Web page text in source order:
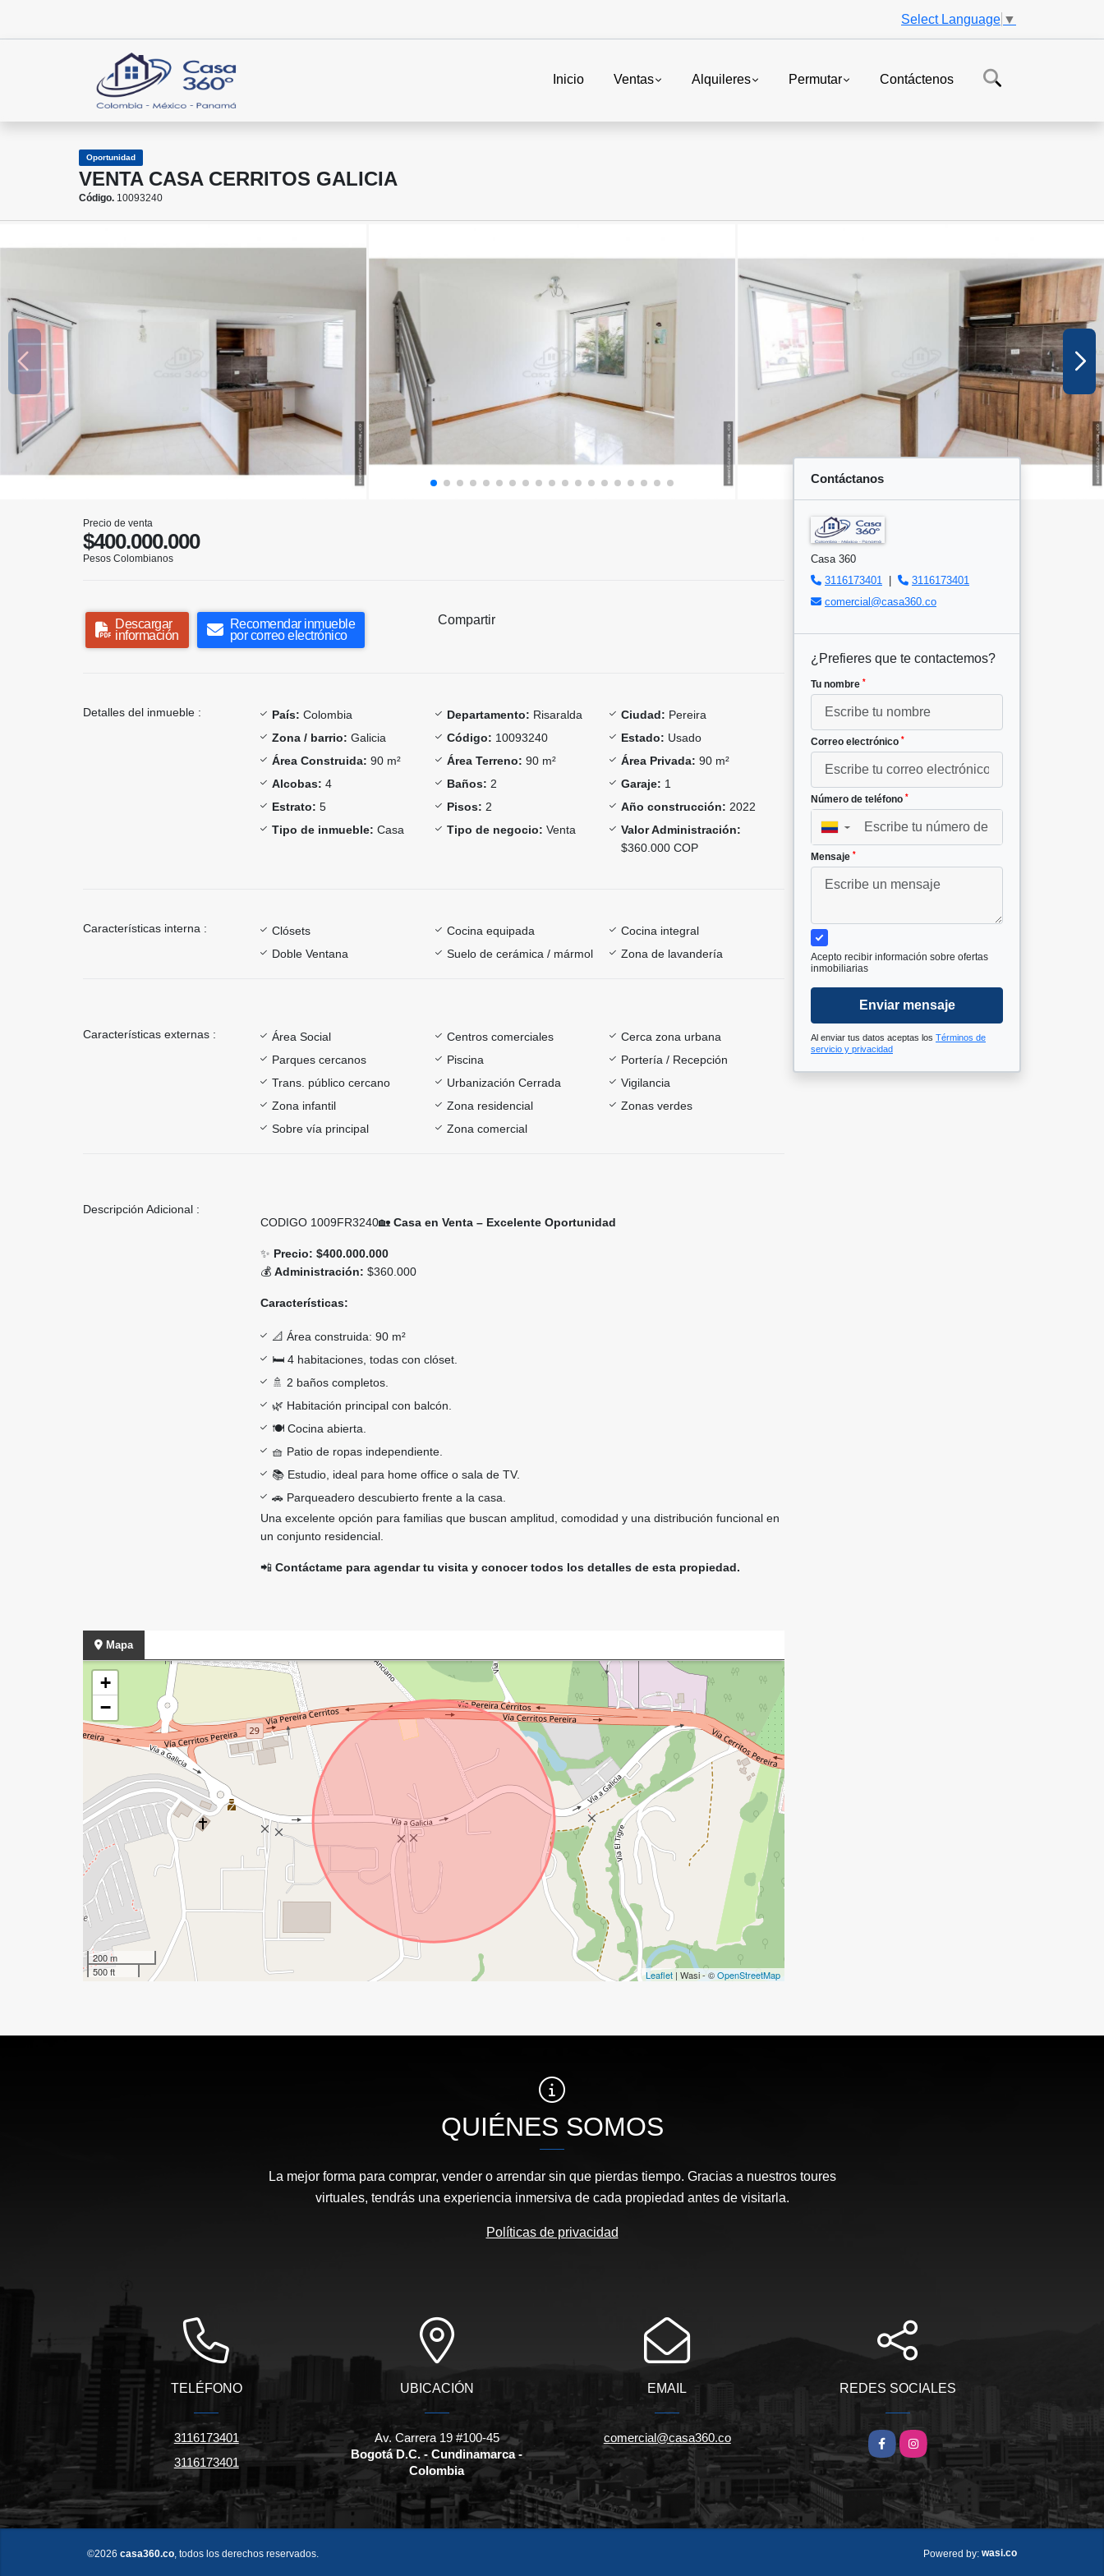
Select Language ▼
Inicio Ventas Alquileres Permutar Contáctenos
Oportunidad
VENTA CASA CERRITOS GALICIA
Código. 10093240
Precio de venta
$400.000.000
Pesos Colombianos
Descargar
información
Recomendar inmueble
por correo electrónico
Compartir
Detalles del inmueble : País: Colombia Departamento: Risaralda Ciudad: Pereira
Zona / barrio: Galicia Código: 10093240 Estado: Usado
Área Construida: 90 m² Área Terreno: 90 m² Área Privada: 90 m²
Alcobas: 4 Baños: 2 Garaje: 1
Estrato: 5 Pisos: 2 Año construcción: 2022
Tipo de inmueble: Casa Tipo de negocio: Venta
Valor Administración:
$360.000 COP
Características interna : Clósets Cocina equipada
Cocina integral
Doble Ventana
Suelo de cerámica / mármol Zona de lavandería
Características externas : Área Social Centros comerciales
Cerca zona urbana
Parques cercanos
Piscina
Portería / Recepción
Trans. público cercano
Urbanización Cerrada
Vigilancia
Zona infantil
Zona residencial
Zonas verdes
Sobre vía principal
Zona comercial
Descripción Adicional :
CODIGO 1009FR3240🏡 Casa en Venta – Excelente Oportunidad
✨ Precio: $400.000.000
💰 Administración: $360.000
Características:
📐 Área construida: 90 m²
🛏️ 4 habitaciones, todas con clóset.
🚿 2 baños completos.
🌿 Habitación principal con balcón.
🍽️ Cocina abierta.
🧺 Patio de ropas independiente.
📚 Estudio, ideal para home office o sala de TV.
🚗 Parqueadero descubierto frente a la casa.
Una excelente opción para familias que buscan amplitud, comodidad y una distribución funcional en
un conjunto residencial.
📲 Contáctame para agendar tu visita y conocer todos los detalles de esta propiedad.
Mapa
+
−
200 m
500 ft
Leaflet | Wasi - ©OpenStreetMap
Contáctanos
Casa 360
3116173401
3116173401
comercial@casa360.co
¿Prefieres que te contactemos?
Tu nombre *
Correo electrónico *
Número de teléfono *
▼
Mensaje *
Acepto recibir información sobre ofertas
inmobiliarias
Enviar mensaje
Al enviar tus datos aceptas los Términos de
servicio y privacidad
QUIÉNES SOMOS
La mejor forma para comprar, vender o arrendar sin que pierdas tiempo. Gracias a nuestros toures
virtuales, tendrás una experiencia inmersiva de cada propiedad antes de visitarla.
Políticas de privacidad
TELÉFONO
3116173401
3116173401
UBICACIÓN
Av. Carrera 19 #100-45
Bogotá D.C. - Cundinamarca -
Colombia
EMAIL
comercial@casa360.co
REDES SOCIALES
FacebookInstagram
©2026 casa360.co , todos los derechos reservados. Powered by: wasi.co